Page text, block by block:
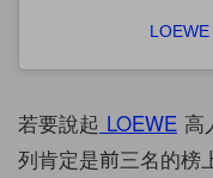
若要說起 LOEWE 高
列肯定是前三名的榜